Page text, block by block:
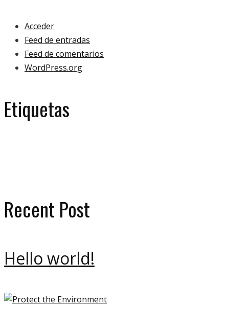
Acceder
Feed de entradas
Feed de comentarios
WordPress.org
Etiquetas
Recent Post
Hello world!